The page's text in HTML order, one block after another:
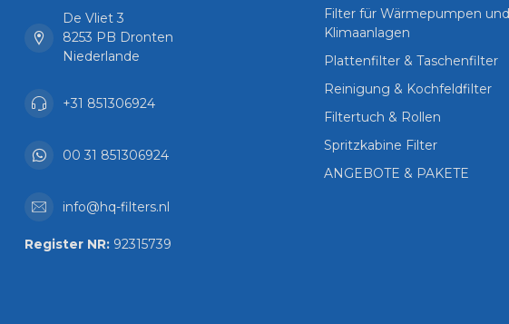
De Vliet 3
8253 PB Dronten
Niederlande
+31 851306924
00 31 851306924
info@hq-filters.nl
Register NR: 92315739
Filter für Wärmepumpen und
Klimaanlagen
Plattenfilter & Taschenfilter
Reinigung & Kochfeldfilter
Filtertuch & Rollen
Spritzkabine Filter
ANGEBOTE & PAKETE